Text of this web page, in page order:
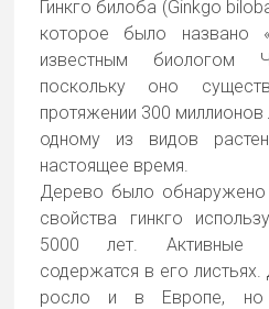
Гинкго билоба (Ginkgo
которое было названо
известным биологом
поскольку оно
протяжении 300 миллионов
одному из видов
настоящее время.
Дерево было обнаружено
свойства гинкго
5000 лет. Активные
содержатся в его
росло и в Европе, но